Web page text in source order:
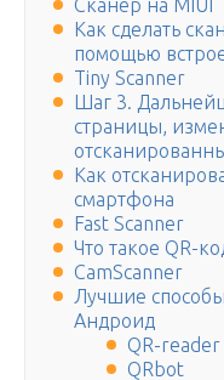
Сканер на MIUI
Как сделать
помощью
Tiny Scanner
Шаг 3.
страницы,
Как
смартфона
Fast Scanner
Что такое QR-
CamScanner
Лучшие
Андроид
QR-reader
QRbot